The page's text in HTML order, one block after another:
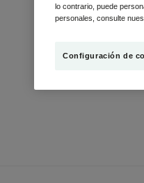
lo contrario, puede
personales, consulte
Configuración de